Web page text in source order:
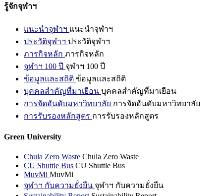
รู้จักจุฬาฯ
แนะนำจุฬาฯ แนะนำจุฬาฯ
ประวัติจุฬาฯ ประวัติจุฬาฯ
ภารกิจหลัก ภารกิจหลัก
จุฬาฯ 100 ปี จุฬาฯ 100 ปี
ข้อมูลและสถิติ ข้อมูลและสถิติ
บุคคลสำคัญที่มาเยือน บุคคลสำคัญที่มาเยือน
การจัดอันดับมหาวิทยาลัย การจัดอันดับมหาวิทยาลัย
การรับรองหลักสูตร การรับรองหลักสูตร
Green University
Chula Zero Waste Chula Zero Waste
CU Shuttle Bus CU Shuttle Bus
MuvMi MuvMi
จุฬาฯ กับความยั่งยืน จุฬาฯ กับความยั่งยืน